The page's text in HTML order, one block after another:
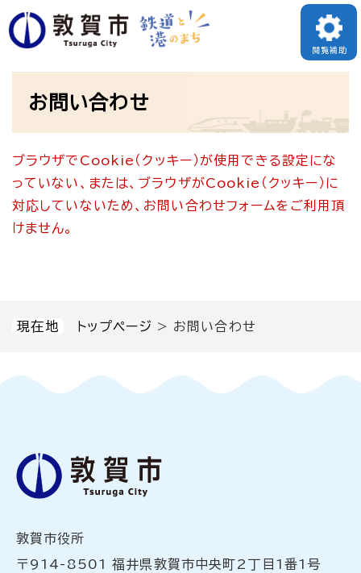
ペ
ー
す
メニューを飛ばして本文へ
閲覧補助
現在地 トップページ > お問い合わせ
お問い合わせ
ブラウザでCookie（クッキー）が使用できる設定にな
っていない、または、ブラウザがCookie（クッキー）に
対応していないため、お問い合わせフォームをご利用頂
けません。
敦賀市役所
〒914-8501 福井県敦賀市中央町2丁目1番1号